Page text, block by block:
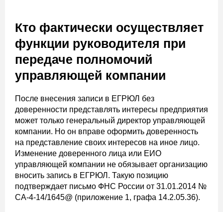
Кто фактически осуществляет
функции руководителя при
передаче полномочий
управляющей компании
После внесения записи в ЕГРЮЛ без
доверенности представлять интересы предприятия
может только генеральный директор управляющей
компании. Но он вправе оформить доверенность
на представление своих интересов на иное лицо.
Изменение доверенного лица или ЕИО
управляющей компании не обязывает организацию
вносить запись в ЕГРЮЛ. Такую позицию
подтверждает письмо ФНС России от 31.01.2014 №
СА-4-14/1645@ (приложение 1, графа 14.2.05.36).